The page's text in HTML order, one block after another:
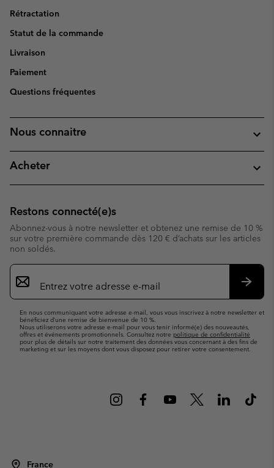
Rétractation
Statut de la commande
Livraison
Paiement
Questions fréquentes
Nous connaitre
Acheter
Restons connecté(e)s
Abonnez-vous à notre newsletter et obtenez une remise de 10 %
sur votre première commande dès 120 € d’achats sur les articles
non soldés.
Inscription
par
e-
En nous communiquant votre adresse e-mail, vous vous inscrivez à notre newsletter et
bénéficiez d’une remise de bienvenue de 10 %.
Nous utiliserons votre adresse e-mail pour vous tenir informé(e) des nouveautés,
offres et événements promotionnels. Consultez notre politique de confidentialité
pour plus de détails sur notre traitement des données vous concernant à des fins de
marketing et sur les moyens dont vous disposez pour retirer votre consentement.
France